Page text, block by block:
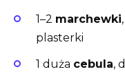
1–2 marchewki
plasterki
1 duża cebula,